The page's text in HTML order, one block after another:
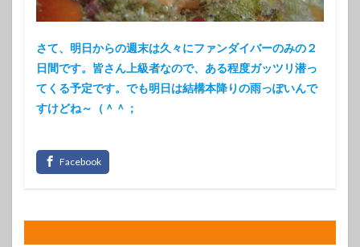
さて、明日からの週末は久々にファンダイバーのみの２
日間です。皆さん上級者なので、ある程度ガッツリ潜っ
てくる予定です。でも明日は結構本降りの雨っぽいんで
すけどね～（＾＾；